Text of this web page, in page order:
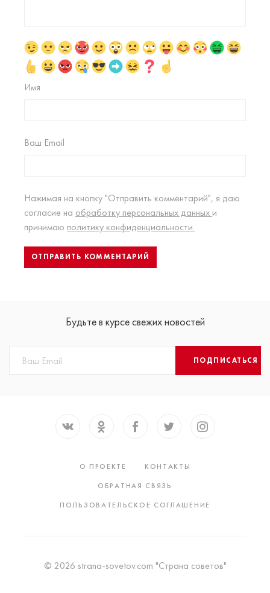
Имя
Ваш Email
Нажимая на кнопку "Отправить комментарий", я даю
согласие на обработку персональных данных и
принимаю политику конфиденциальности.
Будьте в курсе свежих новостей
ПОДПИСАТЬСЯ
О ПРОЕКТЕ
КОНТАКТЫ
ОБРАТНАЯ СВЯЗЬ
ПОЛЬЗОВАТЕЛЬСКОЕ СОГЛАШЕНИЕ
© 2026 strana-sovetov.com "Страна советов"